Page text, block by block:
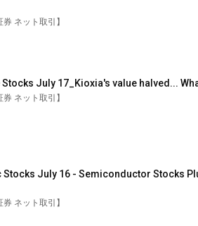
ネット取引】
Stocks July 17_Kioxia's value halved...
ネット取引】
Stocks July 16 - Semiconductor Stocks
ネット取引】